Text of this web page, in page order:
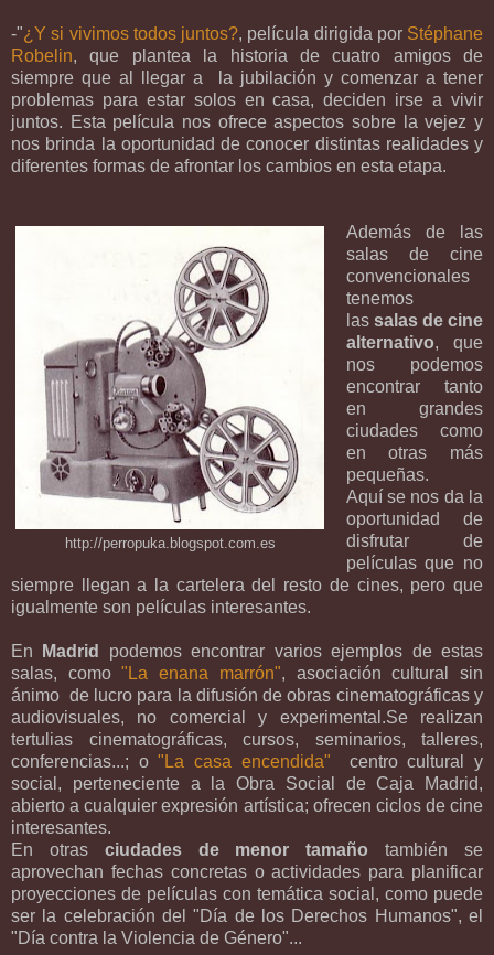
-"¿Y si vivimos todos juntos?, película dirigida por Stéphane
Robelin, que plantea la historia de cuatro amigos de
siempre que al llegar a la jubilación y comenzar a tener
problemas para estar solos en casa, deciden irse a vivir
juntos. Esta película nos ofrece aspectos sobre la vejez y
nos brinda la oportunidad de conocer distintas realidades y
diferentes formas de afrontar los cambios en esta etapa.
http://perropuka.blogspot.com.es
Además de las
salas de cine
convencionales
tenemos
las salas de cine
alternativo, que
nos podemos
encontrar tanto
en grandes
ciudades como
en otras más
pequeñas.
Aquí se nos da la
oportunidad de
disfrutar de
películas que no
siempre llegan a la cartelera del resto de cines, pero que
igualmente son películas interesantes.
En Madrid podemos encontrar varios ejemplos de estas
salas, como"La enana marrón", asociación cultural sin
ánimo de lucro para la difusión de obras cinematográficas y
audiovisuales, no comercial y experimental.Se realizan
tertulias cinematográficas, cursos, seminarios, talleres,
conferencias...; o"La casa encendida"
centro cultural y
social, perteneciente a la Obra Social de Caja Madrid,
abierto a cualquier expresión artística; ofrecen ciclos de cine
interesantes.
En otras ciudades de menor tamaño también se
aprovechan fechas concretas o actividades para planificar
proyecciones de películas con temática social, como puede
ser la celebración del "Día de los Derechos Humanos", el
"Día contra la Violencia de Género"...